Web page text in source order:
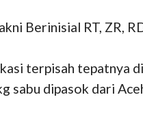
Berinisial RT, ZR,
terpisah tepatnya
sabu dipasok dari